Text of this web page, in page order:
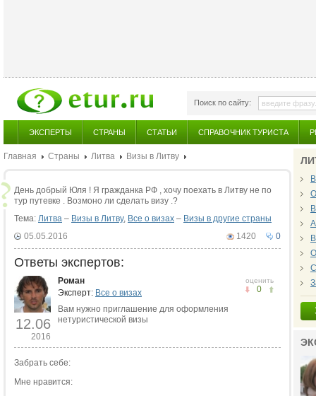
Поиск по сайту:
ЭКСПЕРТЫ СТРАНЫ СТАТЬИ СПРАВОЧНИК ТУРИСТА
Главная Страны Литва Визы в Литву
День добрый Юля ! Я гражданка РФ , хочу поехать в Литву не по
тур путевке . Возмоно ли сделать визу .?
Тема: Литва – Визы в Литву, Все о визах – Визы в другие страны
0
1420
05.05.2016
Ответы экспертов:
12.06
2016
оценить
0
Роман
Эксперт: Все о визах
Вам нужно приглашение для оформления
нетуристической визы
Забрать себе:
Мне нравится: